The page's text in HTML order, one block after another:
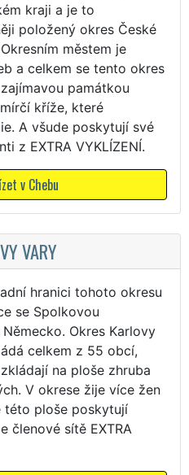
kraji a je to
položený okres České
městem je
a celkem se tento okres
památkou
kříže, které
A všude poskytují své
z EXTRA VYKLÍZENÍ.
v Chebu
VARY
hranici tohoto okresu
se Spolkovou
Okres Karlovy
celkem z 55 obcí,
na ploše zhruba
V okrese žije více žen
této ploše poskytují
členové sítě EXTRA